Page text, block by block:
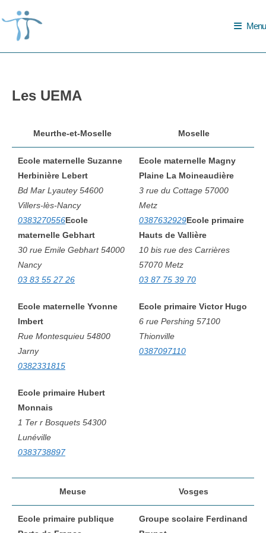
to
content
Menu
Les UEMA
Meurthe-et-Moselle Moselle
Ecole maternelle Suzanne
Herbinière Lebert
Bd Mar Lyautey 54600
Villers-lès-Nancy
0383270556Ecole
maternelle Gebhart
30 rue Emile Gebhart 54000
Nancy
03 83 55 27 26
Ecole maternelle Yvonne
Imbert
Rue Montesquieu 54800
Jarny
0382331815
Ecole primaire Hubert
Monnais
1 Ter r Bosquets 54300
Lunéville
0383738897
Ecole maternelle Magny
Plaine La Moineaudière
3 rue du Cottage 57000
Metz
0387632929Ecole primaire
Hauts de Vallière
10 bis rue des Carrières
57070 Metz
03 87 75 39 70
Ecole primaire Victor Hugo
6 rue Pershing 57100
Thionville
0387097110
Meuse Vosges
Ecole primaire publique
Groupe scolaire Ferdinand